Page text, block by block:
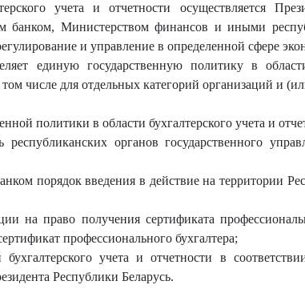
учета и отчетности осуществляется
Министерством финансов и иными
и управление в определенной сфере
единую государственную политику в
числе для отдельных категорий организаций и
политики в области бухгалтерского учета и
республиканских органов государственного
порядок введения в действие на территории
на право получения сертификата
профессионального бухгалтера;
учета и отчетности в
Республики Беларусь.